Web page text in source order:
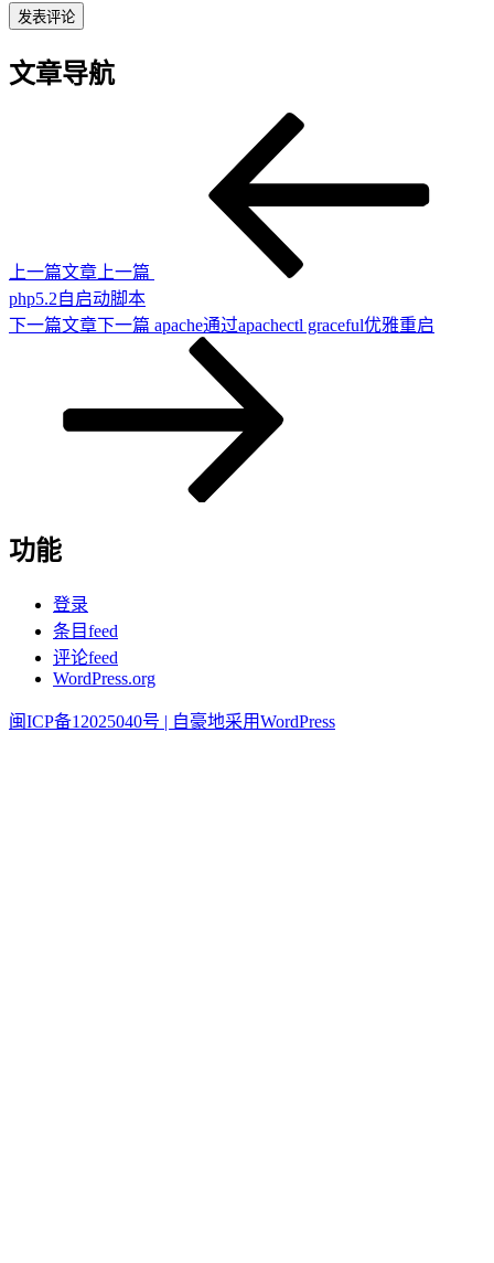
文章导航
上一篇文章 上一篇
php5.2自启动脚本
下一篇文章下一篇 apache通过apachectl graceful优雅重启
功能
登录
条目feed
评论feed
WordPress.org
闽ICP备12025040号 | 自豪地采用WordPress